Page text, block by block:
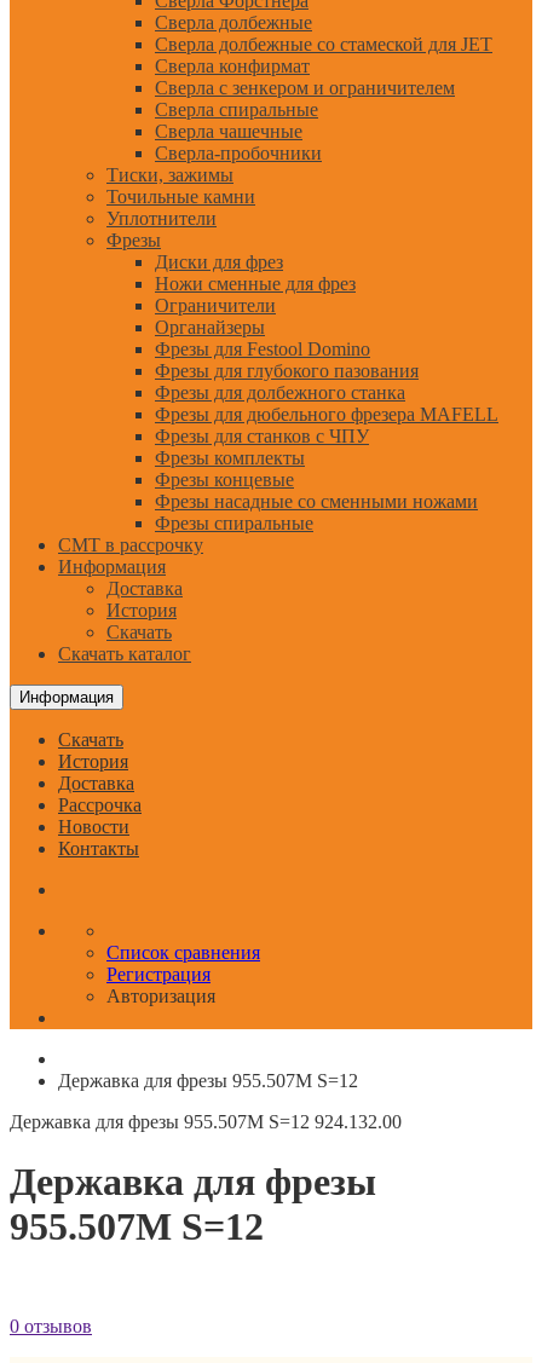
Сверла долбежные
Сверла долбежные со стамеской для JET
Сверла конфирмат
Сверла с зенкером и ограничителем
Сверла спиральные
Сверла чашечные
Сверла-пробочники
Тиски, зажимы
Точильные камни
Уплотнители
Фрезы
Диски для фрез
Ножи сменные для фрез
Ограничители
Органайзеры
Фрезы для Festool Domino
Фрезы для глубокого пазования
Фрезы для долбежного станка
Фрезы для дюбельного фрезера MAFELL
Фрезы для станков с ЧПУ
Фрезы комплекты
Фрезы концевые
Фрезы насадные со сменными ножами
Фрезы спиральные
CMT в рассрочку
Информация
Доставка
История
Скачать
Скачать каталог
Информация
Скачать
История
Доставка
Рассрочка
Новости
Контакты
Список сравнения
Регистрация
Авторизация
Державка для фрезы 955.507M S=12
Державка для фрезы 955.507M S=12 924.132.00
Державка для фрезы
955.507M S=12
0 отзывов